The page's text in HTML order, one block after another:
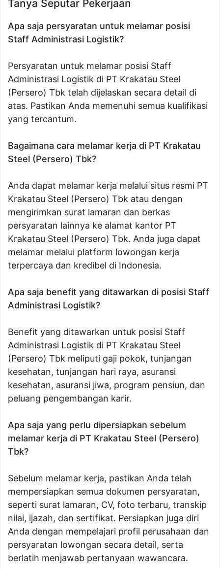
Tanya Seputar Pekerjaan
Apa saja persyaratan untuk melamar posisi
Staff Administrasi Logistik?
Persyaratan untuk melamar posisi Staff
Administrasi Logistik di PT Krakatau Steel
(Persero) Tbk telah dijelaskan secara detail di
atas. Pastikan Anda memenuhi semua kualifikasi
yang tercantum.
Bagaimana cara melamar kerja di PT Krakatau
Steel (Persero) Tbk?
Anda dapat melamar kerja melalui situs resmi PT
Krakatau Steel (Persero) Tbk atau dengan
mengirimkan surat lamaran dan berkas
persyaratan lainnya ke alamat kantor PT
Krakatau Steel (Persero) Tbk. Anda juga dapat
melamar melalui platform lowongan kerja
terpercaya dan kredibel di Indonesia.
Apa saja benefit yang ditawarkan di posisi Staff
Administrasi Logistik?
Benefit yang ditawarkan untuk posisi Staff
Administrasi Logistik di PT Krakatau Steel
(Persero) Tbk meliputi gaji pokok, tunjangan
kesehatan, tunjangan hari raya, asuransi
kesehatan, asuransi jiwa, program pensiun, dan
peluang pengembangan karir.
Apa saja yang perlu dipersiapkan sebelum
melamar kerja di PT Krakatau Steel (Persero)
Tbk?
Sebelum melamar kerja, pastikan Anda telah
mempersiapkan semua dokumen persyaratan,
seperti surat lamaran, CV, foto terbaru, transkip
nilai, ijazah, dan sertifikat. Persiapkan juga diri
Anda dengan mempelajari profil perusahaan dan
persyaratan lowongan secara detail, serta
berlatih menjawab pertanyaan wawancara.